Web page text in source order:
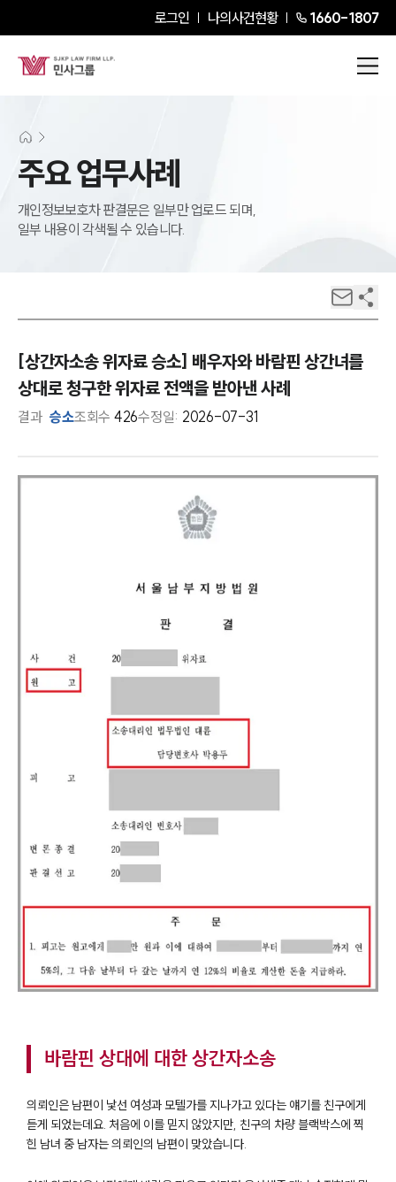
로그인 나의사건현황 1660-1807
주요 업무사례
개인정보보호차 판결문은 일부만 업로드 되며,
일부 내용이 각색될 수 있습니다.
[상간자소송 위자료 승소] 배우자와 바람핀 상간녀를
상대로 청구한 위자료 전액을 받아낸 사례
결과 승소조회수 426수정일: 2026-07-31
바람핀 상대에 대한 상간자소송
의뢰인은 남편이 낯선 여성과 모텔가를 지나가고 있다는 얘기를 친구에게
듣게 되었는데요. 처음에 이를 믿지 않았지만, 친구의 차량 블랙박스에 찍
힌 남녀 중 남자는 의뢰인의 남편이 맞았습니다.